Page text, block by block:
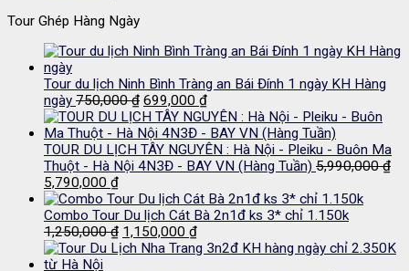
Tour Ghép Hàng Ngày
Tour du lịch Ninh Bình Tràng an Bái Đính 1 ngày KH Hàng
ngày 750,000₫ Giá
gốc
là:
750,000 ₫.
699,000 ₫Giá
hiện
tại
là:
699,000 ₫.
TOUR DU LỊCH TÂY NGUYÊN : Hà Nội - Pleiku - Buôn Ma
Thuột - Hà Nội 4N3Đ - BAY VN (Hàng Tuần) 5,990,000₫
Giá
gốc
là:
5,990,000 ₫.
5,790,000 ₫Giá
hiện
tại
là:
5,790,000 ₫.
Combo Tour Du lịch Cát Bà 2n1đ ks 3* chỉ 1.150k
1,250,000₫ Giá
gốc
1,150,000 ₫Giá
hiện